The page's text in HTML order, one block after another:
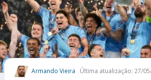
FUTEBOL INTERNACIONAL
COMO APOSTAR
MAIS ESPORTES
Armando Vieira Última atualização: 27/